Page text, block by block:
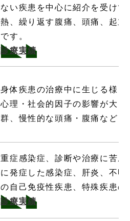
ない疾患を中心に紹介を受け
熱、繰り返す腹痛、頭痛、起
です。
診療実績
身体疾患の治療中に生じる様
心理・社会的因子の影響が大
群、慢性的な頭痛・腹痛など
重症感染症、診断や治療に苦
に発症した感染症、肝炎、不
の自己免疫性疾患、特殊疾患
診療実績